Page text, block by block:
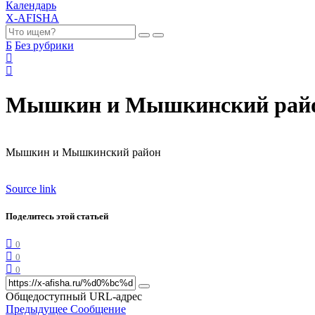
Календарь
X-AFISHA
Б Без рубрики
Мышкин и Мышкинский
Мышкин и Мышкинский район
Source link
Поделитесь этой статьей
0
0
0
Общедоступный URL-адрес
Предыдущее Сообщение